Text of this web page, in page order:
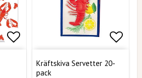
Lägg till i favoritlistan
Kräftskiva Servetter 20-
pack